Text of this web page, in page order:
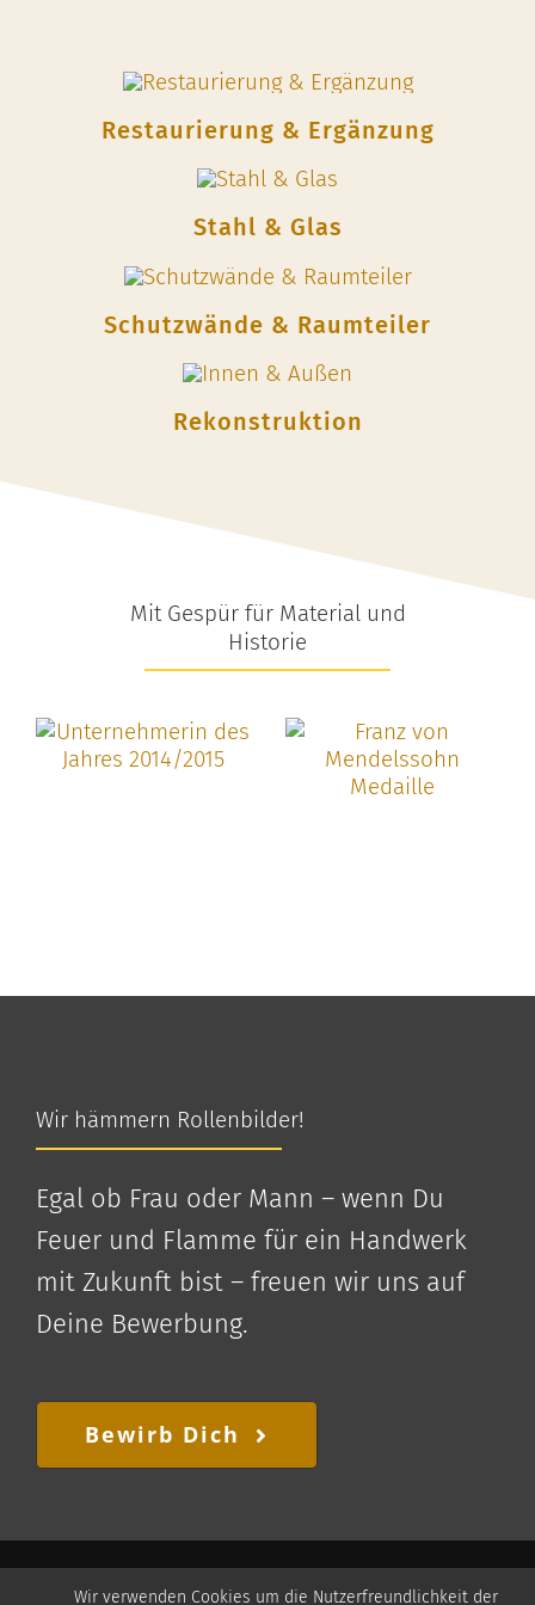
Wir verwenden Cookies um die Nutzerfreundlichkeit der
Restaurierung & Ergänzung
Stahl & Glas
Schutzwände & Raumteiler
Rekonstruktion
Mit Gespür für Material und
Historie
Wir hämmern Rollenbilder!
Egal ob Frau oder Mann – wenn Du
Feuer und Flamme für ein Handwerk
mit Zukunft bist – freuen wir uns auf
Deine Bewerbung.
Bewirb Dich